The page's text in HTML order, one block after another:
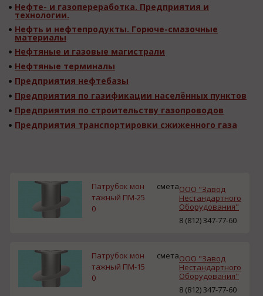
Нефте- и газопереработка. Предприятия и
технологии.
Нефть и нефтепродукты. Горюче-смазочные
материалы
Нефтяные и газовые магистрали
Нефтяные терминалы
Предприятия нефтебазы
Предприятия по газификации населённых пунктов
Предприятия по строительству газопроводов
Предприятия транспортировки сжиженного газа
Патрубок мон
тажный ПМ-25
0
сметаООО "Завод
Нестандартного
Оборудования"
8 (812) 347-77-60
Патрубок мон
тажный ПМ-15
0
сметаООО "Завод
Нестандартного
Оборудования"
8 (812) 347-77-60